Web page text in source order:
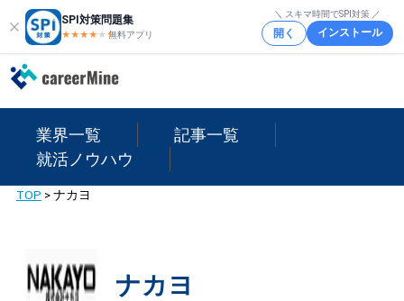
SPI対策問題集
★★★★ ★★
無料アプリ
＼ スキマ時間でSPI対策 ／
開く インストール
業界一覧
記事一覧
就活ノウハウ
TOP >ナカヨ
ナカヨ